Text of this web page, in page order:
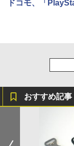
ドコモ、「
おすすめ記事